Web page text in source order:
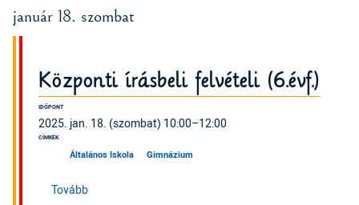
január 18. szombat
Központi írásbeli felvételi (6.évf.)
IDŐPONT
2025. jan. 18. (szombat) 10:00–12:00
CÍMKÉK
Általános Iskola Gimnázium
Tovább(Központi írásbeli felvételi (6.évf.))